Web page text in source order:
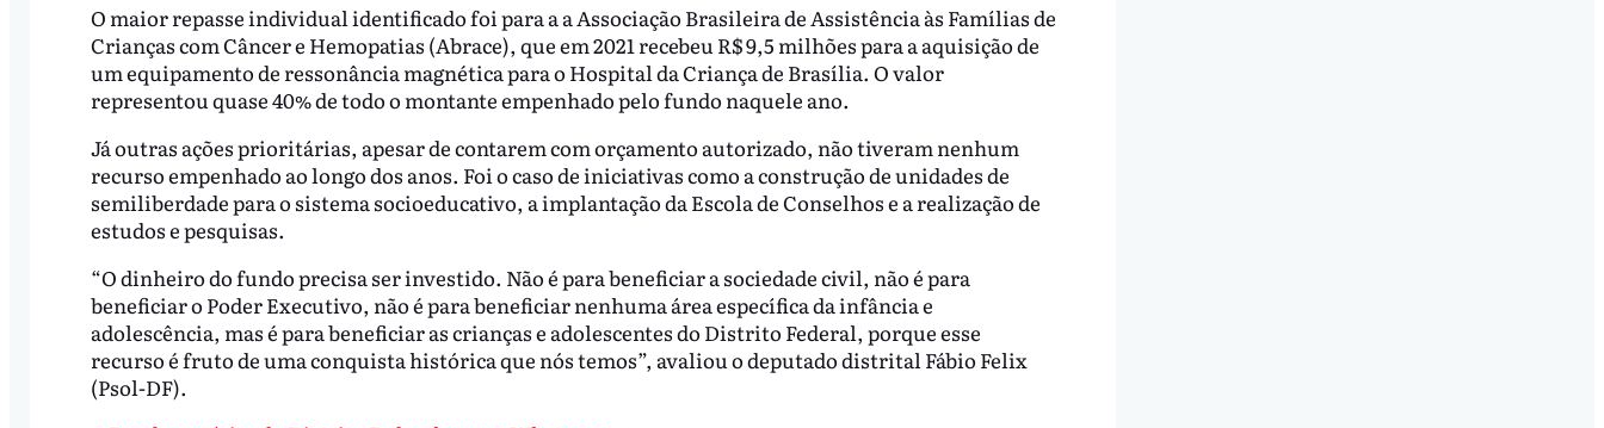
O maior repasse individual identificado foi para a a Associação Brasileira de Assistência às Famílias de
Crianças com Câncer e Hemopatias (Abrace), que em 2021 recebeu R$ 9,5 milhões para a aquisição de
um equipamento de ressonância magnética para o Hospital da Criança de Brasília. O valor
representou quase 40% de todo o montante empenhado pelo fundo naquele ano.
Já outras ações prioritárias, apesar de contarem com orçamento autorizado, não tiveram nenhum
recurso empenhado ao longo dos anos. Foi o caso de iniciativas como a construção de unidades de
semiliberdade para o sistema socioeducativo, a implantação da Escola de Conselhos e a realização de
estudos e pesquisas.
“O dinheiro do fundo precisa ser investido. Não é para beneficiar a sociedade civil, não é para
beneficiar o Poder Executivo, não é para beneficiar nenhuma área específica da infância e
adolescência, mas é para beneficiar as crianças e adolescentes do Distrito Federal, porque esse
recurso é fruto de uma conquista histórica que nós temos”, avaliou o deputado distrital Fábio Felix
(Psol-DF).